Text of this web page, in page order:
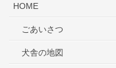
HOME
ごあいさつ
犬舎の地図